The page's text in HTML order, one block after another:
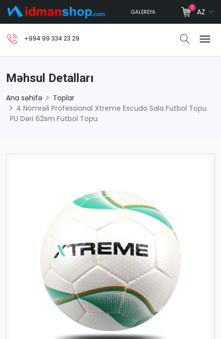
GALEREYA
0 AZ
+994 99 334 23 29
Məhsul Detalları
Ana səhifə
Toplar
4 Nömrəli Professional Xtreme Escudo Sala Futbol Topu
PU Dəri 62sm Futbol Topu